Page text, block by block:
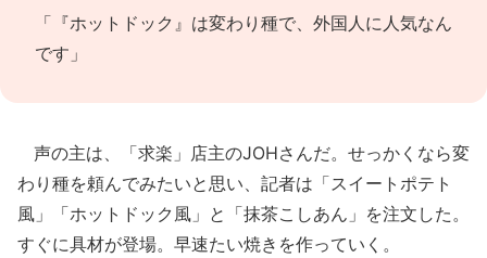
「『ホットドック』は変わり種で、外国人に人気なん
です」
声の主は、「求楽」店主のJOHさんだ。せっかくなら変
わり種を頼んでみたいと思い、記者は「スイートポテト
風」「ホットドック風」と「抹茶こしあん」を注文した。
すぐに具材が登場。早速たい焼きを作っていく。